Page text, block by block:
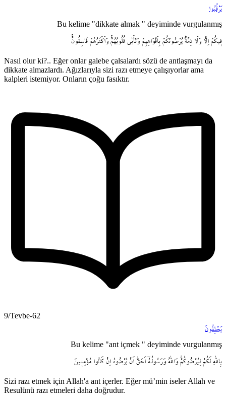
يَرْقُبُوا
Bu kelime "dikkate almak " deyiminde vurgulanmış
ف۪يكُمْ اِلاًّ وَلَا ذِمَّةًۜ يُرْضُونَكُمْ بِاَفْوَاهِهِمْ وَتَأْبٰى قُلُوبُهُمْۚ وَاَكْثَرُهُمْ فَاسِقُونَۚ
Nasıl olur ki?.. Eğer onlar galebe çalsalardı sözü de antlaşmayı da
dikkate almazlardı. Ağızlarıyla sizi razı etmeye çalışıyorlar ama
kalpleri istemiyor. Onların çoğu fasıktır.
9/Tevbe-62
يَحْلِفُونَ
Bu kelime "ant içmek " deyiminde vurgulanmış
بِاللّٰهِ لَكُمْ لِيُرْضُوكُمْۚ وَاللّٰهُ وَرَسُولُـهُٓ اَحَقُّ اَنْ يُرْضُوهُ اِنْ كَانُوا مُؤْمِن۪ينَ
Sizi razı etmek için Allah'a ant içerler. Eğer mü’min iseler Allah ve
Resulünü razı etmeleri daha doğrudur.